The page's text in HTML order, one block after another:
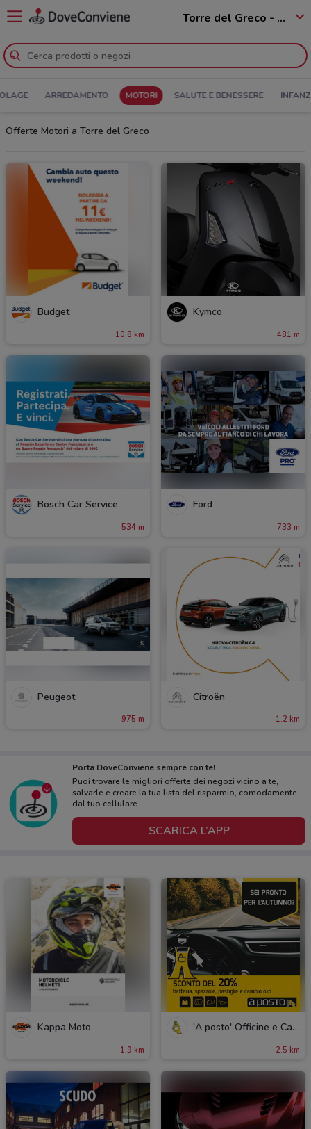
Torre del Greco - 80059
ARREDAMENTO MOTORI SALUTE E BENESSERE
Offerte Motori a Torre del Greco
Budget
10.8 km
Kymco
481 m
Bosch Car Service
534 m
Ford
733 m
Peugeot
975 m
Citroën
1.2 km
Porta DoveConviene sempre con te!
Puoi trovare le migliori offerte dei negozi vicino a te,
salvarle e creare la tua lista del risparmio, comodamente
dal tuo cellulare.
SCARICA L’APP
Kappa Moto
1.9 km
'A posto' Officine e Carrozzerie
2.5 km